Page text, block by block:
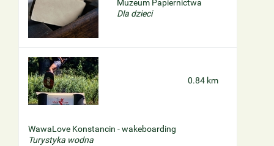
Muzeum Papiernictwa
Dla dzieci
0.84 km
WawaLove Konstancin - wakeboarding
Turystyka wodna